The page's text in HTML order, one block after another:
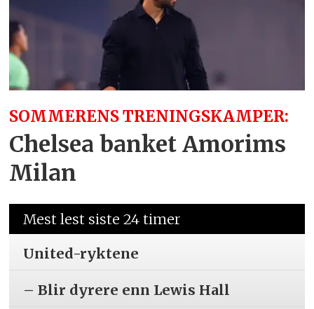
SOMMERENS TRENINGSKAMPER:
Chelsea banket Amorims
Milan
Mest lest siste 24 timer
United-ryktene
– Blir dyrere enn Lewis Hall